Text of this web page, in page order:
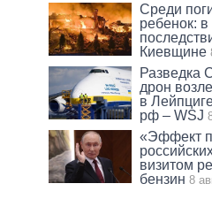
Среди
ребенок:
Киевщине
Разведка
дрон
в
рф – WSJ
«Эффект
визитом
бензин 8